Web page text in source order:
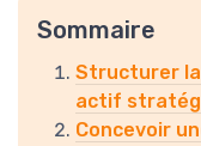
Sommaire
Structurer la
actif
Concevoir